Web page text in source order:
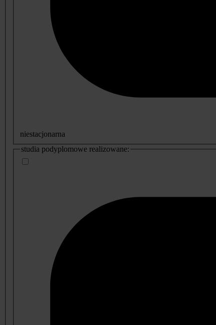
niestacjonarna
studia podyplomowe realizowane: